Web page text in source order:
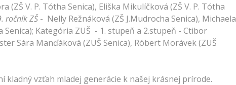
(ZŠ V. P. Tótha Senica), Eliška Mikulíčková (ZŠ V. P. Tótha
ročník ZŠ - Nelly Režnáková (ZŠ J.Mudrocha Senica), Michaela
Senica); Kategória ZUŠ - 1. stupeň a 2.stupeň - Ctibor
Sára Manďáková (ZUŠ Senica), Róbert Morávek (ZUŠ
vzťah mladej generácie k našej krásnej prírode.